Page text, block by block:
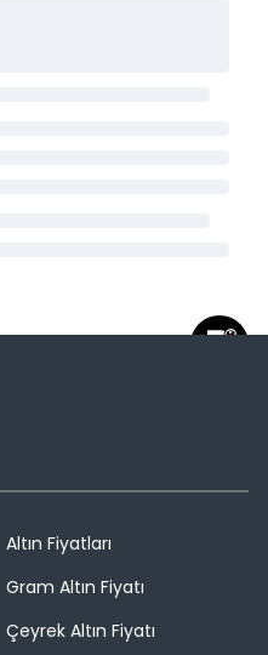
Altın Fiyatları
Gram Altın Fiyatı
Çeyrek Altın Fiyatı